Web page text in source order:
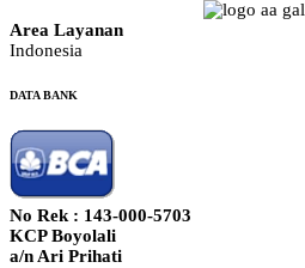
Area Layanan
Indonesia
DATA BANK
No Rek : 143-000-5703
KCP Boyolali
a/n Ari Prihati